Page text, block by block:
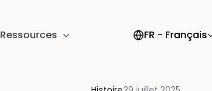
Ressources Select Language
FR - Français